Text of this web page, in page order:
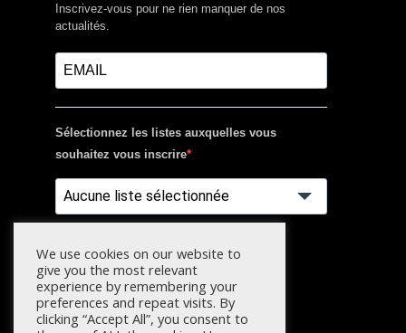
Inscrivez-vous pour ne rien manquer de nos
actualités.
Sélectionnez les listes auxquelles vous
souhaitez vous inscrire
Aucune liste sélectionnée
S'INSCRIRE
We use cookies on our website to
give you the most relevant
experience by remembering your
preferences and repeat visits. By
clicking “Accept All”, you consent to